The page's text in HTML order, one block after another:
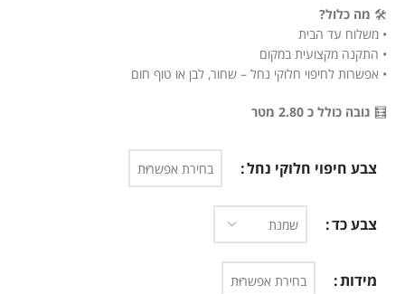
🛠️ מה כלול?
• משלוח עד הבית
• התקנה מקצועית במקום
• אפשרות לחיפוי חלוקי נחל – שחור, לבן או טוף חום
🧮 גובה כולל כ 2.80 מטר
צבע חיפוי חלוקי נחל
צבע כד
מידות